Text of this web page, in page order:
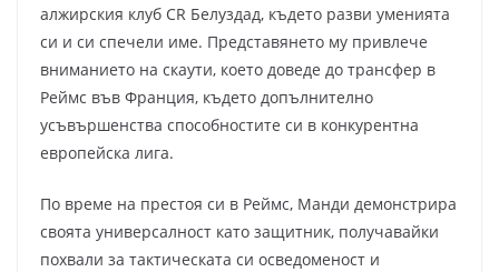
алжирския клуб CR Белуздад, където разви уменията
си и си спечели име. Представянето му привлече
вниманието на скаути, което доведе до трансфер в
Реймс във Франция, където допълнително
усъвършенства способностите си в конкурентна
европейска лига.
По време на престоя си в Реймс, Манди демонстрира
своята универсалност като защитник, получавайки
похвали за тактическата си осведоменост и